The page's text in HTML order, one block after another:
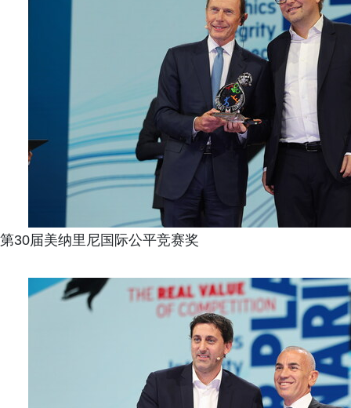
第30届美纳里尼国际公平竞赛奖